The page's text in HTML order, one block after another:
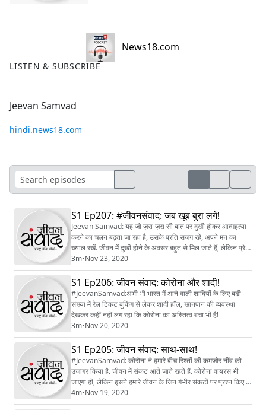
News18.com
LISTEN & SUBSCRIBE
Jeevan Samvad
hindi.news18.com
S1 Ep207: #जीवनसंवाद: जब खूब बुरा लगे!
Jeevan Samvad: यह जो ज़रा-ज़रा सी बात पर दुखी होकर आत्महत्या
करने का चलन बढ़ता जा रहा है, उसके प्रति सजग रहें, अपने मन का
ख्याल रखें. जीवन में दुखी होने के अवसर बहुत से मिल जाते हैं, लेकिन प्रेम,
स्नेह से साथ रहने के मौके कम मिलते हैं.
3m•Nov 23, 2020
S1 Ep206: जीवन संवाद: कोरोना और शादी!
#JeevanSamvad:अभी भी भारत में आने वाली शादियों के लिए बड़ी
संख्या में रेल टिकट बुकिंग से लेकर शादी हॉल, खानपान की व्यवस्था
देखकर कहीं नहीं लग रहा कि कोरोना का अस्तित्व बचा भी है!
3m•Nov 20, 2020
S1 Ep205: जीवन संवाद: साथ-साथ!
#JeevanSamvad: कोरोना ने हमारे बीच रिश्तों की कमजोर नींव को
उजागर किया है. जीवन में संकट आते जाते रहते हैं. कोरोना वायरस भी
जाएगा ही, लेकिन इसने हमारे जीवन के जिन गंभीर संकटों पर प्रश्न किए हैं,
हमें उन्हें समय रहते सुलझाना चाहिए.
4m•Nov 19, 2020